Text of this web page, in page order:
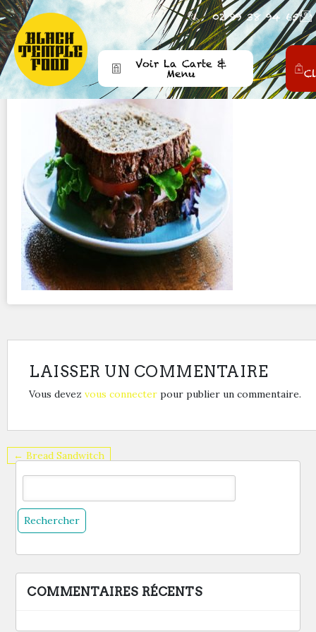
02 99 38 94 65
Voir La Carte &
Menu
8
LAISSER UN COMMENTAIRE
Vous devez vous connecter pour publier un commentaire.
← Bread Sandwitch
COMMENTAIRES RÉCENTS